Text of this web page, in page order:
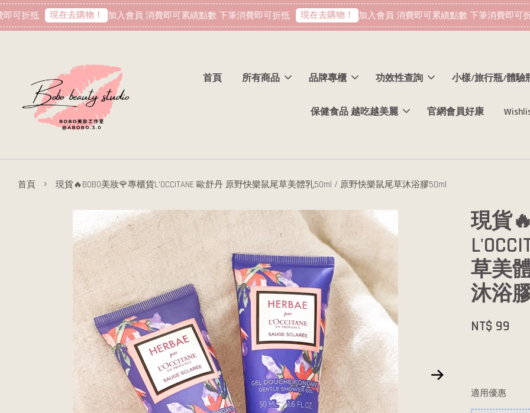
折抵 現在去購物！ 加入會員 消費即可累績點數 下筆消費即可折抵 現在去購物！ 加入會員 消費即可累績點數 下筆消費即可折抵
首頁 所有商品 品牌專櫃 功效性查詢 小樣/旅行瓶/體驗
保健食品 越吃越美麗 官網會員好康
首頁 › 現貨🔥BOBO美妝🌹專櫃貨L'OCCITANE 歐舒丹 原野快樂鼠尾草美體乳50ml / 原野快樂鼠尾草沐浴膠50ml
現貨
草美
沐浴
NT$ 99
適用優惠